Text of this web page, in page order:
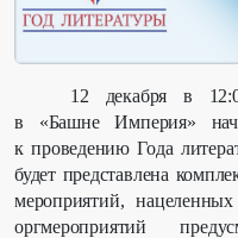
12 декабря в
в «Башне Империя»
к проведению Года
будет представлена
мероприятий,
оргмероприятий